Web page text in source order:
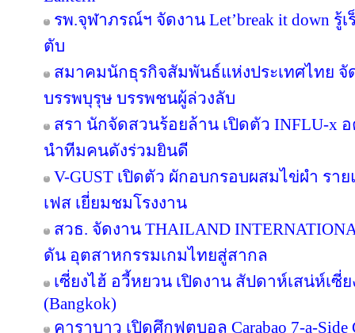
รพ.จุฬาภรณ์ฯ จัดงาน Let’break it down รู้
ตับ
สมาคมนักธุรกิจสัมพันธ์แห่งประเทศไทย
บรรพบุรุษ บรรพชนผู้ล่วงลับ
สรา นักจัดสวนร้อยล้าน เปิดตัว INFLU-x
นำทีมคนดังร่วมยินดี
V-GUST เปิดตัว ผักอบกรอบผสมไข่ผำ รา
เฟส เยี่ยมชมโรงงาน
สวธ. จัดงาน THAILAND
ดัน อุตสาหกรรมเกมไทยสู่สากล
เซี่ยงไฮ้ อวี้หยวน เปิดงาน สัปดาห์เสน่ห์เซี่ย
(Bangkok)
คาราบาว เปิดศึกฟุตบอล Carabao 7-a-